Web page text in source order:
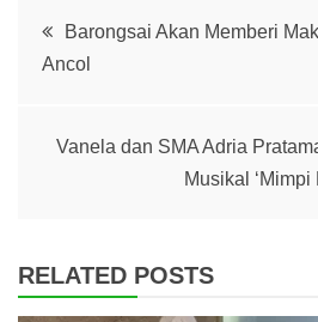
PostBarongsai Akan Memberi
Ancol
Vanela dan SMA Adria
Musikal ‘Mimpi
RELATED POSTS